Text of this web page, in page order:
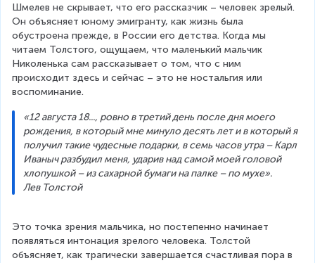
Шмелев не скрывает, что его рассказчик – человек зрелый.
Он объясняет юному эмигранту, как жизнь была
обустроена прежде, в России его детства. Когда мы
читаем Толстого, ощущаем, что маленький мальчик
Николенька сам рассказывает о том, что с ним
происходит здесь и сейчас – это не ностальгия или
воспоминание.
«12 августа 18..., ровно в третий день после дня моего
рождения, в который мне минуло десять лет и в который я
получил такие чудесные подарки, в семь часов утра – Карл
Иваныч разбудил меня, ударив над самой моей головой
хлопушкой – из сахарной бумаги на палке – по мухе».
Лев Толстой
Это точка зрения мальчика, но постепенно начинает
появляться интонация зрелого человека. Толстой
объясняет, как трагически завершается счастливая пора в